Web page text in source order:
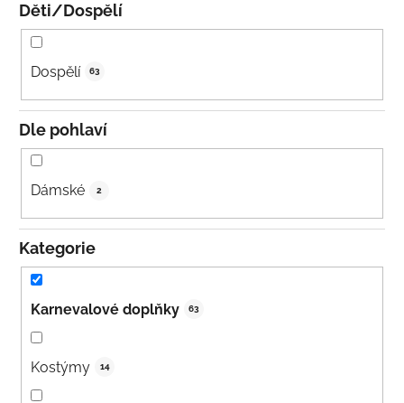
Děti/Dospělí
Dospělí 63
Dle pohlaví
Dámské 2
Kategorie
Karnevalové doplňky 63
Kostýmy 14